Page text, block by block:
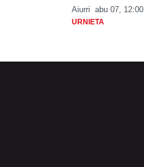
Aiurri abu 07, 12:00
URNIETA